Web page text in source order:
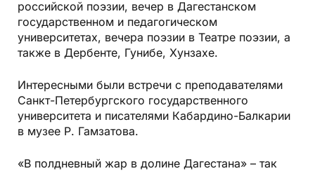
российской поэзии, вечер в Дагестанском
государственном и педагогическом
университетах, вечера поэзии в Театре поэзии, а
также в Дербенте, Гунибе, Хунзахе.
Интересными были встречи с преподавателями
Санкт-Петербургского государственного
университета и писателями Кабардино-Балкарии
в музее Р. Гамзатова.
«В полдневный жар в долине Дагестана» – так